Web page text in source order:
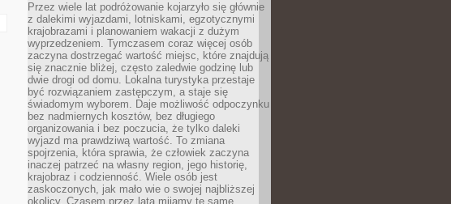
Przez wiele lat podróżowanie kojarzyło się głównie
z dalekimi wyjazdami, lotniskami, egzotycznymi
krajobrazami i planowaniem wakacji z dużym
wyprzedzeniem. Tymczasem coraz więcej osób
zaczyna dostrzegać wartość miejsc, które znajdują
się znacznie bliżej, często zaledwie godzinę lub
dwie drogi od domu. Lokalna turystyka przestaje
być rozwiązaniem zastępczym, a staje się
świadomym wyborem. Daje możliwość odpoczynku
bez nadmiernych kosztów, bez długiego
organizowania i bez poczucia, że tylko daleki
wyjazd ma prawdziwą wartość. To zmiana
spojrzenia, która sprawia, że człowiek zaczyna
inaczej patrzeć na własny region, jego historię,
krajobraz i codzienność. Wiele osób jest
zaskoczonych, jak mało wie o swojej najbliższej
okolicy. Czasem przez lata mijamy te same